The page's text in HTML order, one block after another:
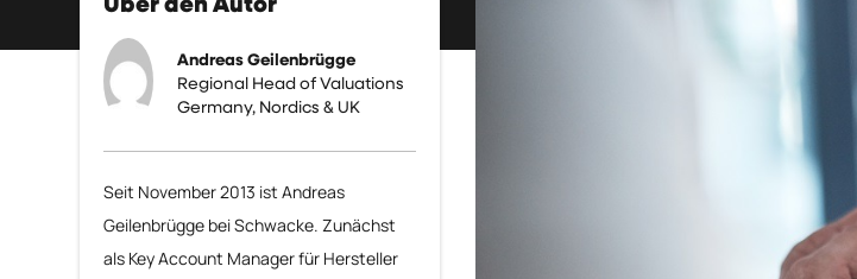
Über den Autor
Andreas Geilenbrügge
Regional Head of Valuations
Germany, Nordics & UK
Seit November 2013 ist Andreas
Geilenbrügge bei Schwacke. Zunächst
als Key Account Manager für Hersteller